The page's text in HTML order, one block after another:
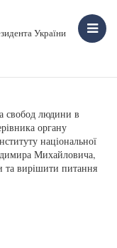
України
свобод людини в
органу
національної
Михайловича,
та вирiшити питання